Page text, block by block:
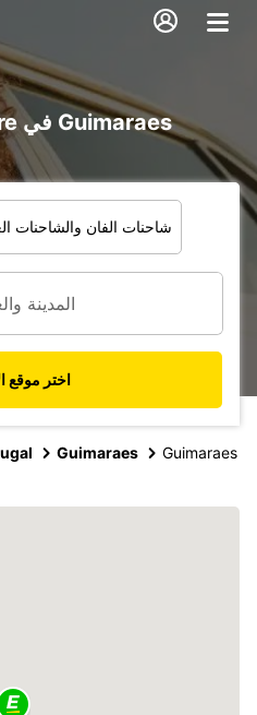
تأجير voiture و utilitaire في Guimaraes
شاحنات الفان والشاحنات
اختر موقع
Guimaraes Guimaraes